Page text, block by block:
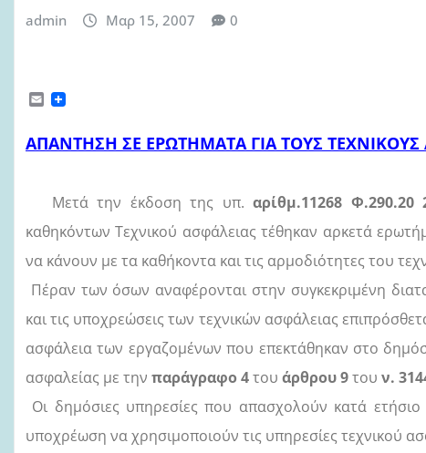
admin Μαρ 15, 2007 0
E
i
l
ΑΠΑΝΤΗΣΗ ΣΕ ΕΡΩΤΗΜΑΤΑ ΓΙΑ ΤΟΥΣ ΤΕΧΝΙΚΟΥΣ
Μετά την έκδοση της υπ. αρίθμ.11268 Φ.290.20
καθηκόντων Τεχνικού ασφάλειας τέθηκαν αρκετά
να κάνουν με τα καθήκοντα και τις αρμοδιότητες του
Πέραν των όσων αναφέρονται στην συγκεκριμένη
και τις υποχρεώσεις των τεχνικών ασφάλειας
ασφάλεια των εργαζομένων που επεκτάθηκαν στο
ασφαλείας με την παράγραφο 4του άρθρου 9του ν.
Οι δημόσιες υπηρεσίες που απασχολούν κατά
υποχρέωση να χρησιμοποιούν τις υπηρεσίες τεχνικού